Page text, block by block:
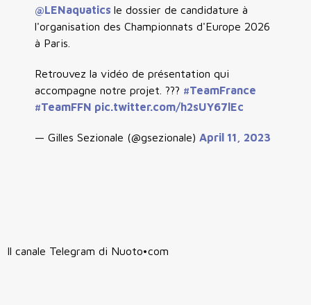
@LENaquatics le dossier de candidature à
l'organisation des Championnats d'Europe 2026
à Paris.
Retrouvez la vidéo de présentation qui
accompagne notre projet. ??? #TeamFrance
#TeamFFN pic.twitter.com/h2sUY67lEc
— Gilles Sezionale (@gsezionale) April 11, 2023
Il canale Telegram di Nuoto•com